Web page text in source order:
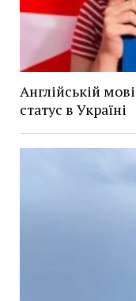
Англійській
статус в Україні